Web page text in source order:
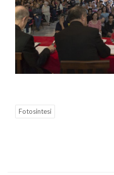
Fotosintesi